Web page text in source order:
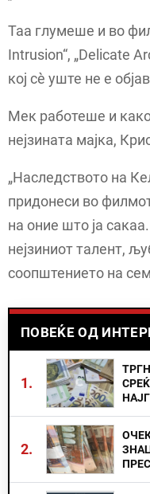
Таа глумеше и во
Intrusion“, „Delicate
кој сè уште не е
Мек работеше и
нејзината мајка,
„Наследството на
придонеси во
на оние што ја
нејзиниот талент,
соопштението на
ПОВЕЌЕ ОД
1.
2.